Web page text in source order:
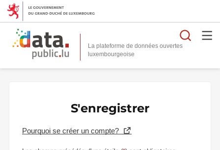
La plateforme de données ouvertes
S'enregistrer
Pourquoi se créer un compte?